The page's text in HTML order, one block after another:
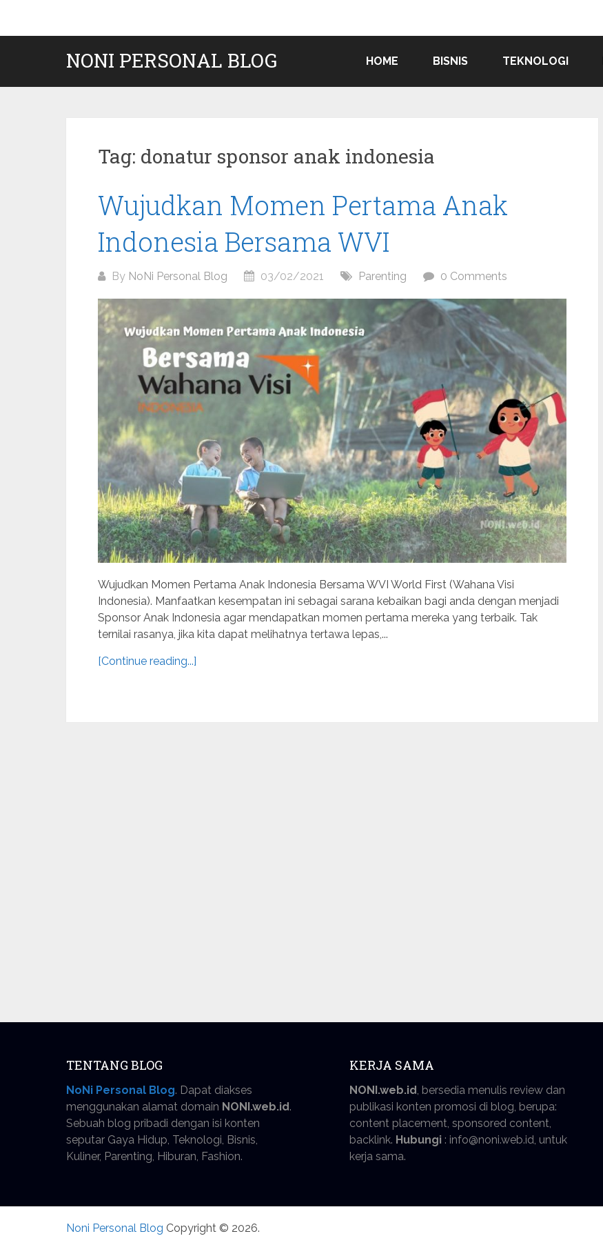
content
NONI PERSONAL BLOG HOME BISNIS TEKNOLOGI
Tag: donatur sponsor anak indonesia
Wujudkan Momen Pertama Anak
Indonesia Bersama WVI
By NoNi Personal Blog 03/02/2021 Parenting 0 Comments
Wujudkan Momen Pertama Anak Indonesia Bersama WVI World First (Wahana Visi
Indonesia). Manfaatkan kesempatan ini sebagai sarana kebaikan bagi anda dengan menjadi
Sponsor Anak Indonesia agar mendapatkan momen pertama mereka yang terbaik. Tak
ternilai rasanya, jika kita dapat melihatnya tertawa lepas,...
[Continue reading...]
TENTANG BLOG
NoNi Personal Blog. Dapat diakses
menggunakan alamat domain NONI.web.id.
Sebuah blog pribadi dengan isi konten
seputar Gaya Hidup, Teknologi, Bisnis,
Kuliner, Parenting, Hiburan, Fashion.
KERJA SAMA
NONI.web.id, bersedia menulis review dan
publikasi konten promosi di blog, berupa:
content placement, sponsored content,
backlink. Hubungi : info@noni.web.id, untuk
kerja sama.
Noni Personal Blog Copyright © 2026.